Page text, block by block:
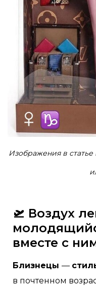
Изображения в статье
🛫 Воздух
вместе с
Близнецы —
в почтенном